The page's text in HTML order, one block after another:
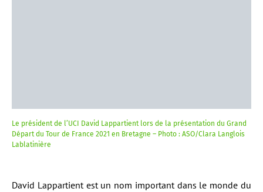
Le président de l’UCI David Lappartient lors de la présentation du Grand
Départ du Tour de France 2021 en Bretagne – Photo : ASO/Clara Langlois
Lablatinière
David Lappartient est un nom important dans le monde du